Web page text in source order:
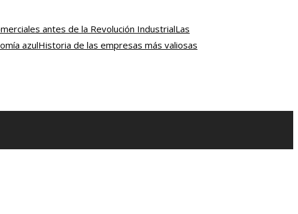
antes de la Revolución IndustrialLas
azulHistoria de las empresas más valiosas